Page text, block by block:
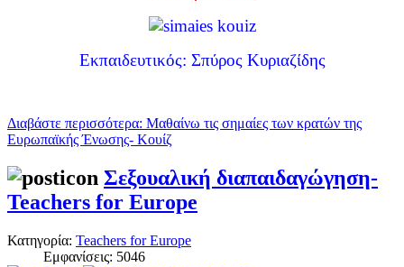
Εκπαιδευτικός: Σπύρος Κυριαζίδης
Διαβάστε περισσότερα: Μαθαίνω τις σημαίες των κρατών της
Ευρωπαϊκής Ένωσης- Κουίζ
Σεξουαλική διαπαιδαγώγηση-
Teachers for Europe
Κατηγορία: Teachers for Europe
Εμφανίσεις: 5046